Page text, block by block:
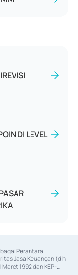
DI LEVEL
Perantara
Jasa Keuangan (d.h
1992 dan KEP-